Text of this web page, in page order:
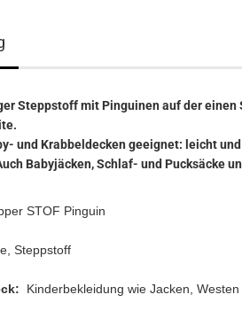
Steppstoff mit Pinguinen auf der
und Krabbeldecken geeignet: leicht
Babyjäcken, Schlaf- und Pucksäcke
STOF Pinguin
Steppstoff
Kinderbekleidung wie Jacken,